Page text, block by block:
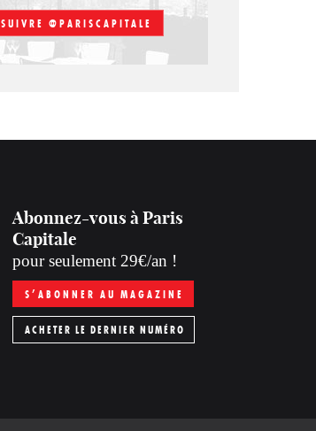
SUIVRE @PARISCAPITALE
Abonnez-vous à Paris
Capitale
pour seulement 29€/an !
S’ABONNER AU MAGAZINE
ACHETER LE DERNIER NUMÉRO